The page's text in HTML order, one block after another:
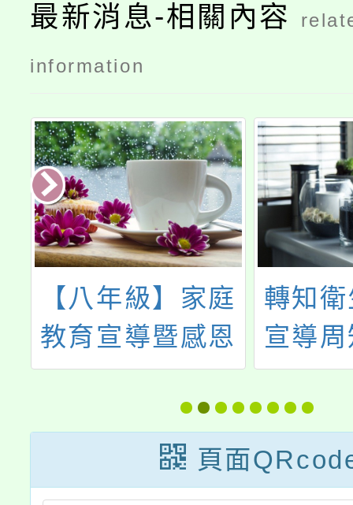
最新消息-相關內容
information
【八年級】家庭
教育宣導暨感恩
卡活動：相關影
轉知
宣導
升大
礙者
解之
頁面